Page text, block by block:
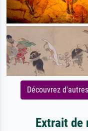
Découvrez
Extrait de